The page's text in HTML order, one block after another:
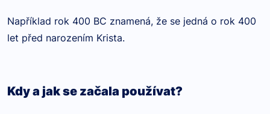
Například rok 400 BC znamená, že se jedná o rok 400
let před narozením Krista.
Kdy a jak se začala používat?